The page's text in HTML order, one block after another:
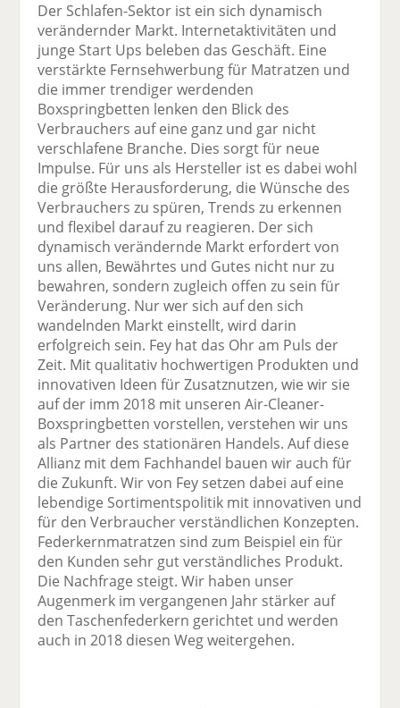
Der Schlafen-Sektor ist ein sich dynamisch
verändernder Markt. Internetaktivitäten und
junge Start Ups beleben das Geschäft. Eine
verstärkte Fernsehwerbung für Matratzen und
die immer trendiger werdenden
Boxspringbetten lenken den Blick des
Verbrauchers auf eine ganz und gar nicht
verschlafene Branche. Dies sorgt für neue
Impulse. Für uns als Hersteller ist es dabei wohl
die größte Herausforderung, die Wünsche des
Verbrauchers zu spüren, Trends zu erkennen
und flexibel darauf zu reagieren. Der sich
dynamisch verändernde Markt erfordert von
uns allen, Bewährtes und Gutes nicht nur zu
bewahren, sondern zugleich offen zu sein für
Veränderung. Nur wer sich auf den sich
wandelnden Markt einstellt, wird darin
erfolgreich sein. Fey hat das Ohr am Puls der
Zeit. Mit qualitativ hochwertigen Produkten und
innovativen Ideen für Zusatznutzen, wie wir sie
auf der imm 2018 mit unseren Air-Cleaner-
Boxspringbetten vorstellen, verstehen wir uns
als Partner des stationären Handels. Auf diese
Allianz mit dem Fachhandel bauen wir auch für
die Zukunft. Wir von Fey setzen dabei auf eine
lebendige Sortimentspolitik mit innovativen und
für den Verbraucher verständlichen Konzepten.
Federkernmatratzen sind zum Beispiel ein für
den Kunden sehr gut verständliches Produkt.
Die Nachfrage steigt. Wir haben unser
Augenmerk im vergangenen Jahr stärker auf
den Taschenfederkern gerichtet und werden
auch in 2018 diesen Weg weitergehen.